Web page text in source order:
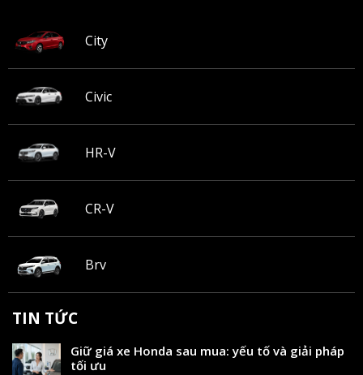
City
Civic
HR-V
CR-V
Brv
TIN TỨC
Giữ giá xe Honda sau mua: yếu tố và giải pháp
tối ưu